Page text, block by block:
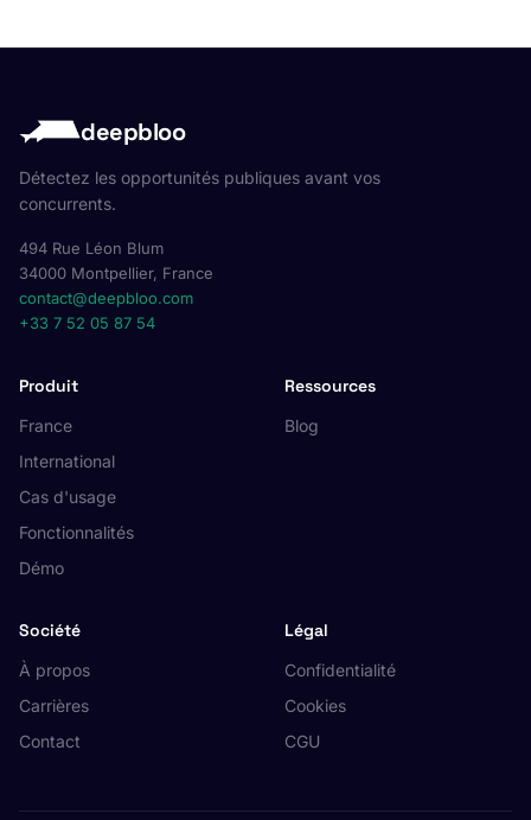
deepbloo
Détectez les opportunités publiques avant vos
concurrents.
494 Rue Léon Blum
34000 Montpellier, France
contact@deepbloo.com
+33 7 52 05 87 54
Produit
France
International
Cas d'usage
Fonctionnalités
Démo
Ressources
Blog
Société
À propos
Carrières
Contact
Légal
Confidentialité
Cookies
CGU